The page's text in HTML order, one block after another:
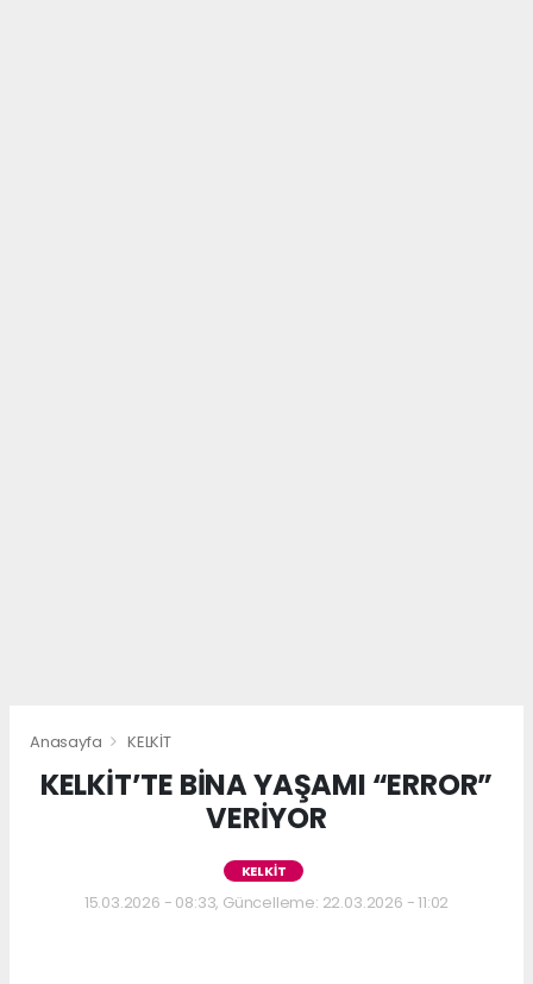
Anasayfa KELKİT
KELKİT’TE BİNA YAŞAMI “ERROR”
VERİYOR
KELKİT
15.03.2026 - 08:33, Güncelleme: 22.03.2026 - 11:02